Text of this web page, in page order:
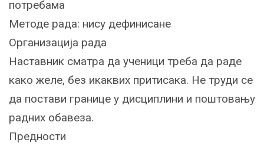
потребама
Методе рада: нису дефинисане
Организација рада
Наставник сматра да ученици треба да раде
како желе, без икаквих притисака. Не труди се
да постави границе у дисциплини и поштовању
радних обавеза.
Предности